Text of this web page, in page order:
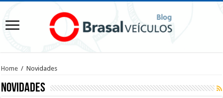
Home / Novidades
Novidades